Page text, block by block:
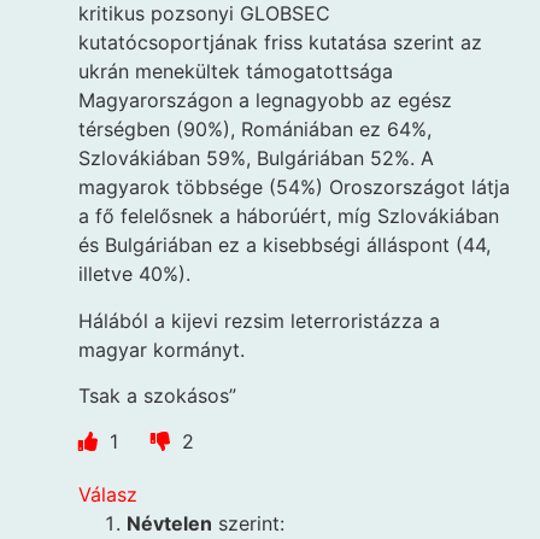
kritikus pozsonyi GLOBSEC
kutatócsoportjának friss kutatása szerint az
ukrán menekültek támogatottsága
Magyarországon a legnagyobb az egész
térségben (90%), Romániában ez 64%,
Szlovákiában 59%, Bulgáriában 52%. A
magyarok többsége (54%) Oroszországot látja
a fő felelősnek a háborúért, míg Szlovákiában
és Bulgáriában ez a kisebbségi álláspont (44,
illetve 40%).
Hálából a kijevi rezsim leterroristázza a
magyar kormányt.
Tsak a szokásos”
1
2
Válasz
Névtelen szerint: